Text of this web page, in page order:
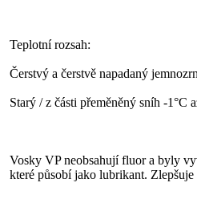
Teplotní rozsah:
Čerstvý a čerstvě napadaný
Starý / z části přeměněný sníh -1°C
Vosky VP neobsahují fluor a byly
které působí jako lubrikant.